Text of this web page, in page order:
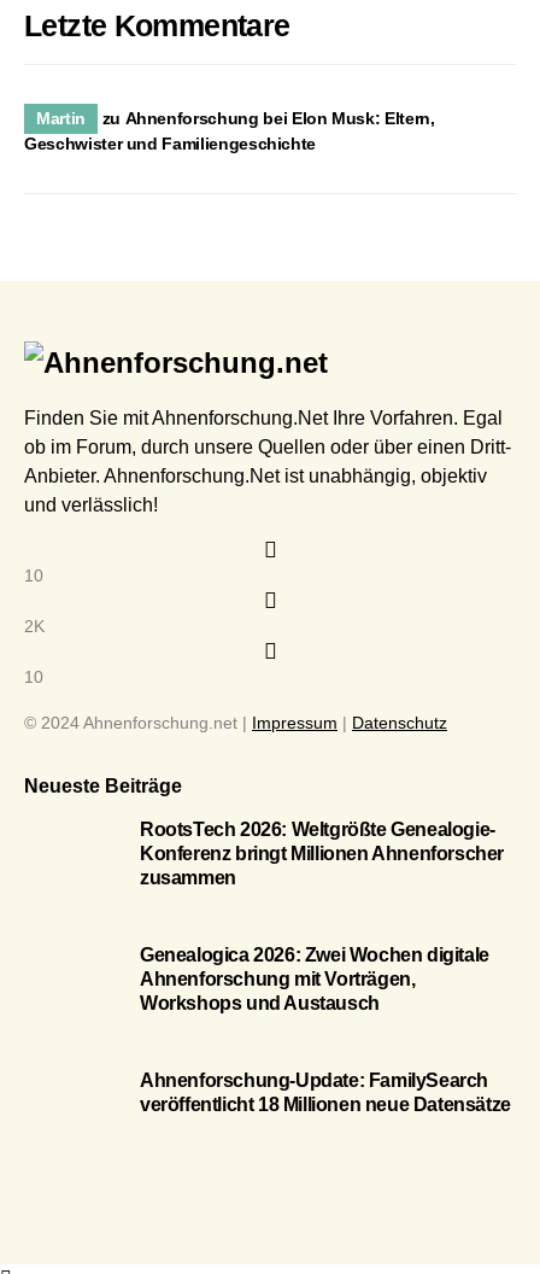
Letzte Kommentare
Martin zu Ahnenforschung bei Elon Musk: Eltern,
Geschwister und Familiengeschichte
Finden Sie mit Ahnenforschung.Net Ihre Vorfahren. Egal
ob im Forum, durch unsere Quellen oder über einen Dritt-
Anbieter. Ahnenforschung.Net ist unabhängig, objektiv
und verlässlich!
10
2K
10
© 2024 Ahnenforschung.net | Impressum | Datenschutz
Neueste Beiträge
RootsTech 2026: Weltgrößte Genealogie-
Konferenz bringt Millionen Ahnenforscher
zusammen
Genealogica 2026: Zwei Wochen digitale
Ahnenforschung mit Vorträgen,
Workshops und Austausch
Ahnenforschung-Update: FamilySearch
veröffentlicht 18 Millionen neue Datensätze